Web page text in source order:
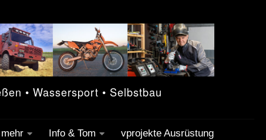
• Wassersport • Selbstbau
Info & Tom vprojekte Ausrüstung